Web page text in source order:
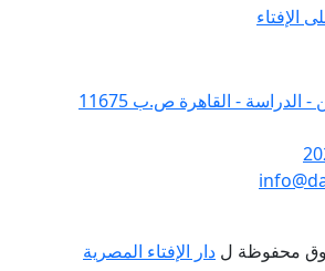
الإفتاء
- الدراسة - القاهرة ص.ب 11675
محفوظة ل دار الإفتاء المصرية